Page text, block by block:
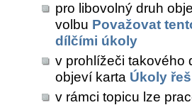
pro libovolný druh
volbu Považovat
dílčími úkoly
v prohlížeči takového
objeví karta Úkoly
v rámci topicu lze